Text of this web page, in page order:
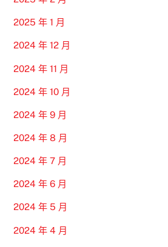
2025 年 1 月
2024 年 12 月
2024 年 11 月
2024 年 10 月
2024 年 9 月
2024 年 8 月
2024 年 7 月
2024 年 6 月
2024 年 5 月
2024 年 4 月